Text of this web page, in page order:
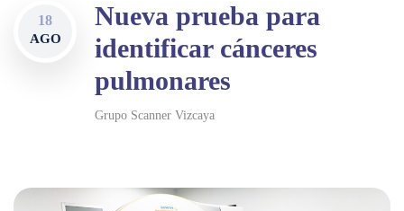
18
AGO
Nueva prueba para
identificar cánceres
pulmonares
Grupo Scanner Vizcaya